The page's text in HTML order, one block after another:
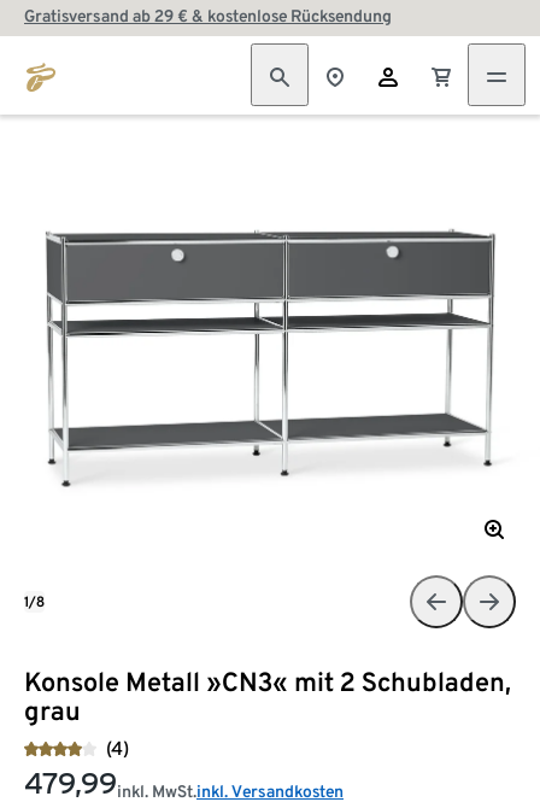
Gratisversand ab 29 € & kostenlose Rücksendung
Konsole Metall »CN3« mit 2 Schubladen,
grau
(4)
479,99inkl. MwSt.inkl. Versandkosten
1/8